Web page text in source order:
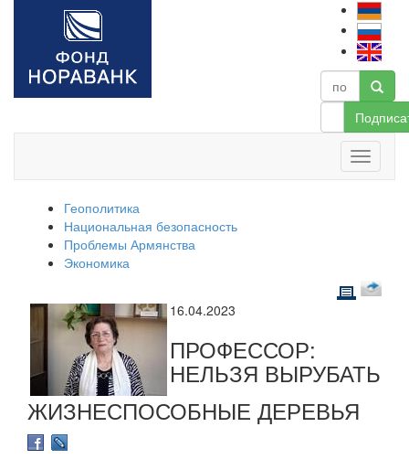
Геополитика
Национальная безопасность
Проблемы Армянства
Экономика
16.04.2023
ПРОФЕССОР:
НЕЛЬЗЯ ВЫРУБАТЬ
ЖИЗНЕСПОСОБНЫЕ ДЕРЕВЬЯ